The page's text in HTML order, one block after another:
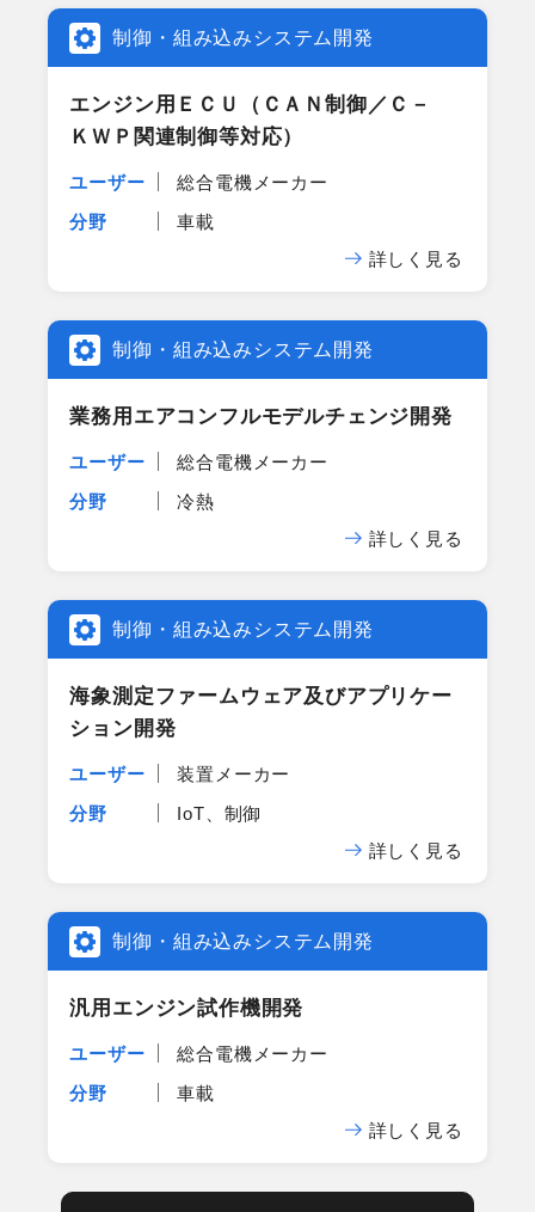
制御・組み込みシステム開発
エンジン用ＥＣＵ​（ＣＡＮ制御／Ｃ－
ＫＷＰ関連​制御等対応）
ユーザー
総合電機メーカー
分野
車載
詳しく見る
制御・組み込みシステム開発
業務用エアコンフルモデルチェンジ開発
ユーザー
総合電機メーカー
分野
冷熱
詳しく見る
制御・組み込みシステム開発
海象測定ファームウェア及びアプリケー
ション開発
ユーザー
装置メーカー
分野
IoT、制御
詳しく見る
制御・組み込みシステム開発
汎用エンジン試作機開発
ユーザー
総合電機メーカー
分野
車載
詳しく見る